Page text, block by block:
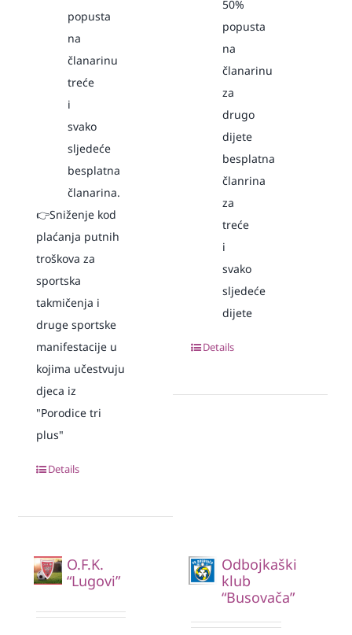
popusta
na
članarinu
treće
i
svako
sljedeće
besplatna
članarina.
👉Sniženje kod
plaćanja putnih
troškova za
sportska
takmičenja i
druge sportske
manifestacije u
kojima učestvuju
djeca iz
"Porodice tri
plus"
Details
50%
popusta
na
članarinu
za
drugo
dijete
besplatna
članrina
za
treće
i
svako
sljedeće
dijete
Details
O.F.K.
“Lugovi”
Odbojkaški
klub
“Busovača”